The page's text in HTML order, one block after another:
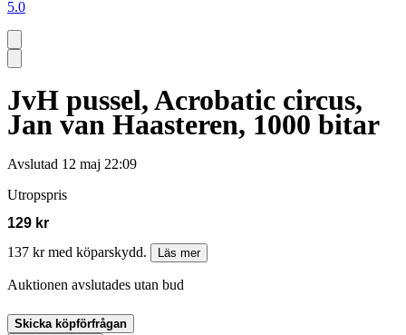
5.0
JvH pussel, Acrobatic circus,
Jan van Haasteren, 1000 bitar
Avslutad 12 maj 22:09
Utropspris
129 kr
137 kr med köparskydd.
Läs mer
Auktionen avslutades utan bud
Skicka köpförfrågan